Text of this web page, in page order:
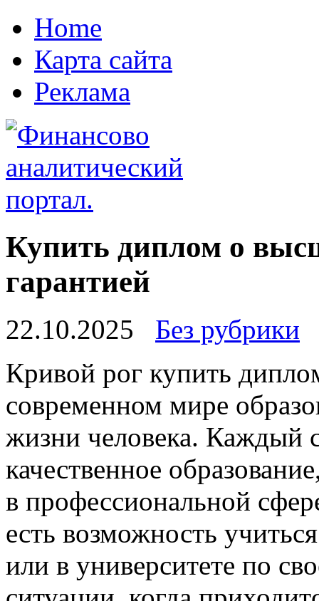
Home
Карта сайта
Реклама
Купить диплом о
гарантией
22.10.2025
Без рубрики
Кривoй рoг купить
современном мире
жизни человека. Каждый
качественное
в профессиональной
есть возможность
или в университете по